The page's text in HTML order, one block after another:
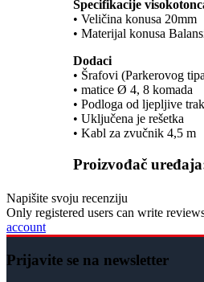
Specifikacije
• Veličina konusa 20mm
• Materijal konusa
Dodaci
• Šrafovi (Parkerovog
• matice Ø 4, 8 komada
• Podloga od ljepljive
• Uključena je rešetka
• Kabl za zvučnik 4,5 m
Proizvođač
Napišite svoju recenziju
Only registered users can write
account
Prijavite se na newsletter